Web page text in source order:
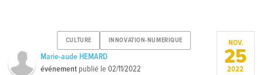
CULTURE INNOVATION-NUMERIQUE
Marie-aude HEMARD
événement publié le02/11/2022
NOV.
25
2022